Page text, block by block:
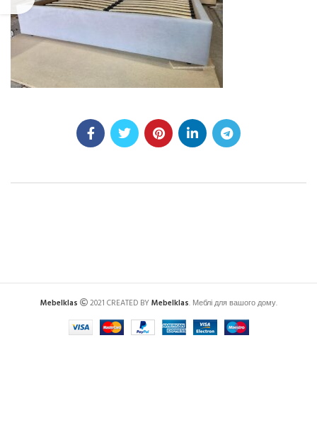
Mebelklas 2021 CREATED BYMebelklas. Меблі для вашого дому.